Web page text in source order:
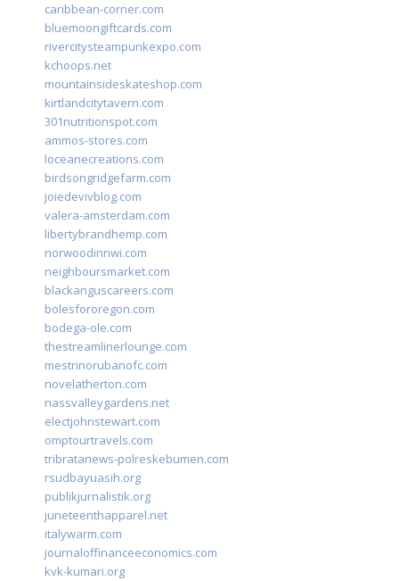
caribbean-corner.com
bluemoongiftcards.com
rivercitysteampunkexpo.com
kchoops.net
mountainsideskateshop.com
kirtlandcitytavern.com
301nutritionspot.com
ammos-stores.com
loceanecreations.com
birdsongridgefarm.com
joiedevivblog.com
valera-amsterdam.com
libertybrandhemp.com
norwoodinnwi.com
neighboursmarket.com
blackanguscareers.com
bolesfororegon.com
bodega-ole.com
thestreamlinerlounge.com
mestrinorubanofc.com
novelatherton.com
nassvalleygardens.net
electjohnstewart.com
omptourtravels.com
tribratanews-polreskebumen.com
rsudbayuasih.org
publikjurnalistik.org
juneteenthapparel.net
italywarm.com
journaloffinanceeconomics.com
kvk-kumari.org